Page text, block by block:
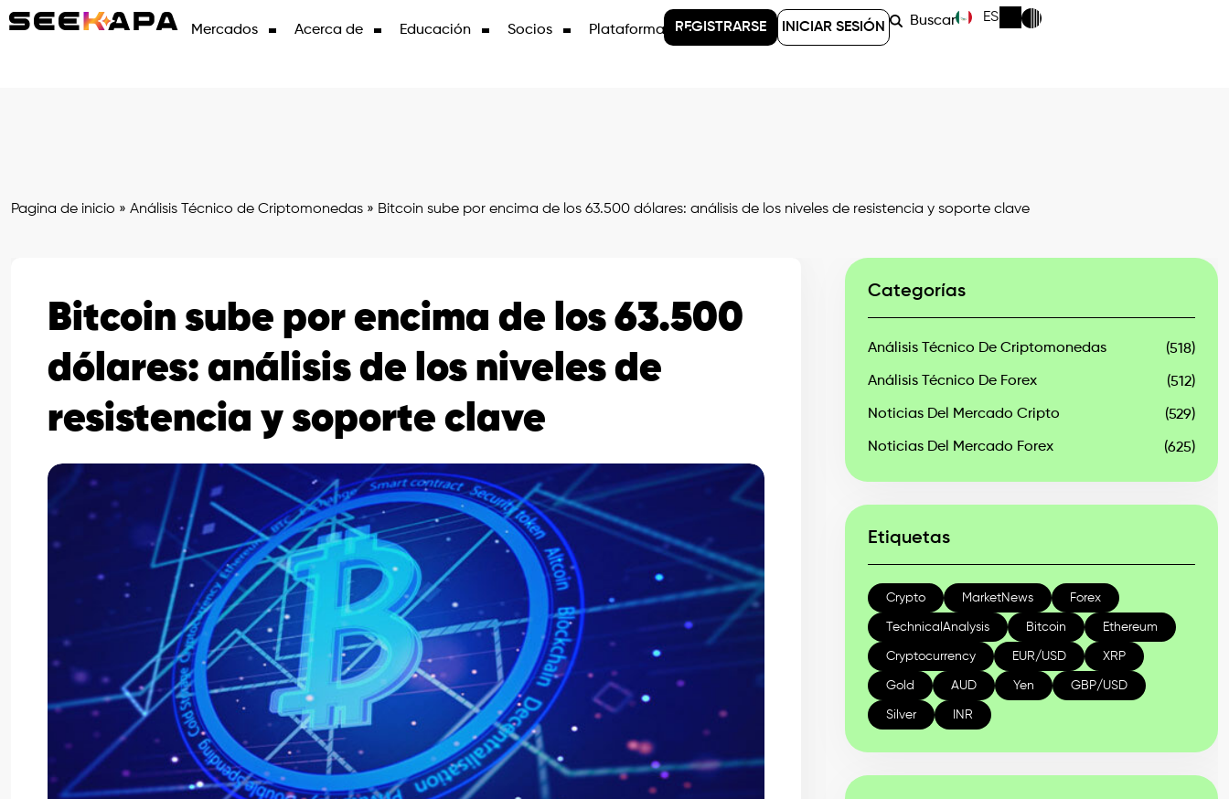
Mercados Acerca de Educación Socios Plataformas REGISTRARSE INICIAR SESIÓN Buscar ES
Pagina de inicio » Análisis Técnico de Criptomonedas » Bitcoin sube por encima de los 63.500 dólares: análisis de los niveles de resistencia y soporte clave
Bitcoin sube por encima de los 63.500
dólares: análisis de los niveles de
resistencia y soporte clave
Categorías
Análisis Técnico De Criptomonedas (518)
Análisis Técnico De Forex (512)
Noticias Del Mercado Cripto (529)
Noticias Del Mercado Forex (625)
Etiquetas
Crypto MarketNews Forex
TechnicalAnalysis Bitcoin Ethereum
Cryptocurrency EUR/USD XRP
Gold AUD Yen GBP/USD
Silver INR